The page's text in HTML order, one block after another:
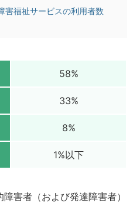
害福祉サービスの利用者数
58%
33%
8%
1%以下
害者（および発達障害者）